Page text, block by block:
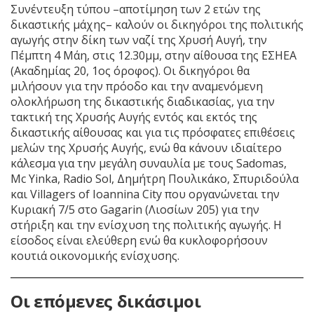
Συνέντευξη τύπου –αποτίμηση των 2 ετών της
δικαστικής μάχης– καλούν οι δικηγόροι της πολιτικής
αγωγής στην δίκη των ναζί της Χρυσή Aυγή, την
Πέμπτη 4 Μάη, στις 12.30μμ, στην αίθουσα της ΕΣΗΕΑ
(Ακαδημίας 20, 1ος όροφος). Οι δικηγόροι θα
μιλήσουν για την πρόοδο και την αναμενόμενη
ολοκλήρωση της δικαστικής διαδικασίας, για την
τακτική της Χρυσής Αυγής εντός και εκτός της
δικαστικής αίθουσας και για τις πρόσφατες επιθέσεις
μελών της Χρυσής Αυγής, ενώ θα κάνουν ιδιαίτερο
κάλεσμα για την μεγάλη συναυλία με τους Sadomas,
Mc Yinka, Radio Sol, Δημήτρη Πουλικάκο, Σπυριδούλα
και Villagers of Ioannina City που οργανώνεται την
Κυριακή 7/5 στο Gagarin (Λιοσίων 205) για την
στήριξη και την ενίσχυση της πολιτικής αγωγής. Η
είσοδος είναι ελεύθερη ενώ θα κυκλοφορήσουν
κουτιά οικονομικής ενίσχυσης.
Οι επόμενες δικάσιμοι